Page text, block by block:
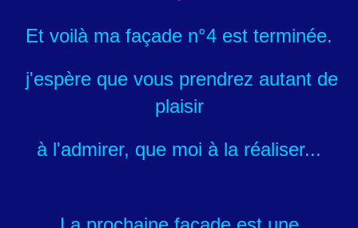
Et voilà ma façade n°4 est terminée.
j'espère que vous prendrez autant de
plaisir
à l'admirer, que moi à la réaliser...